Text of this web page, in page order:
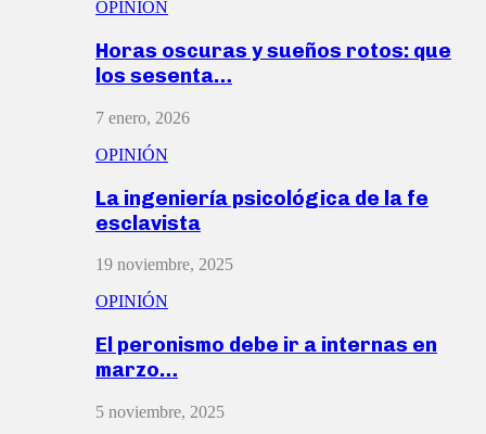
OPINIÓN
Horas oscuras y sueños rotos: que
los sesenta…
7 enero, 2026
OPINIÓN
La ingeniería psicológica de la fe
esclavista
19 noviembre, 2025
OPINIÓN
El peronismo debe ir a internas en
marzo…
5 noviembre, 2025